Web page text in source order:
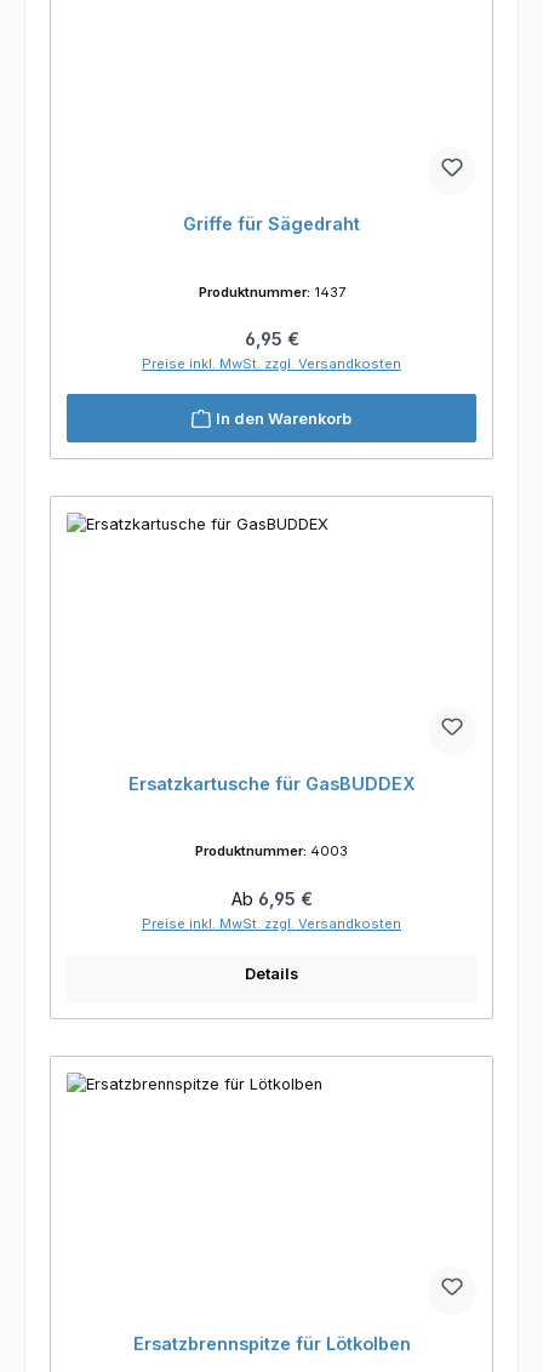
Griffe für Sägedraht
Produktnummer: 1437
Regulärer Preis:
6,95 €
Preise inkl. MwSt. zzgl. Versandkosten
In den Warenkorb
Ersatzkartusche für GasBUDDEX
Produktnummer: 4003
Regulärer Preis:
Ab 6,95 €
Preise inkl. MwSt. zzgl. Versandkosten
Details
Ersatzbrennspitze für Lötkolben